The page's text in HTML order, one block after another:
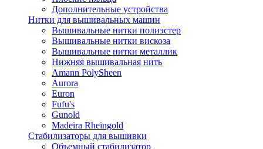
Дополнительные устройства
Нитки для вышивальных машин
Вышивальные нитки полиэстер
Вышивальные нитки вискоза
Вышивальные нитки металлик
Нижняя вышивальная нить
Amann PolySheen
Aurora
Euron
Fufu's
Gunold
Madeira Rheingold
Стабилизаторы для вышивки
Объемный стабилизатор